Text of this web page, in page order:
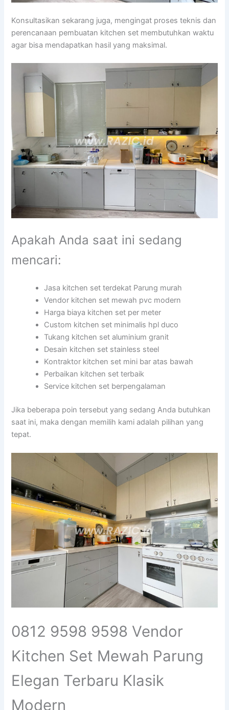
Konsultasikan sekarang juga, mengingat proses teknis dan
perencanaan pembuatan kitchen set membutuhkan waktu
agar bisa mendapatkan hasil yang maksimal.
Apakah Anda saat ini sedang
mencari:
Jasa kitchen set terdekat Parung murah
Vendor kitchen set mewah pvc modern
Harga biaya kitchen set per meter
Custom kitchen set minimalis hpl duco
Tukang kitchen set aluminium granit
Desain kitchen set stainless steel
Kontraktor kitchen set mini bar atas bawah
Perbaikan kitchen set terbaik
Service kitchen set berpengalaman
Jika beberapa poin tersebut yang sedang Anda butuhkan
saat ini, maka dengan memilih kami adalah pilihan yang
tepat.
0812 9598 9598 Vendor
Kitchen Set Mewah Parung
Elegan Terbaru Klasik
Modern